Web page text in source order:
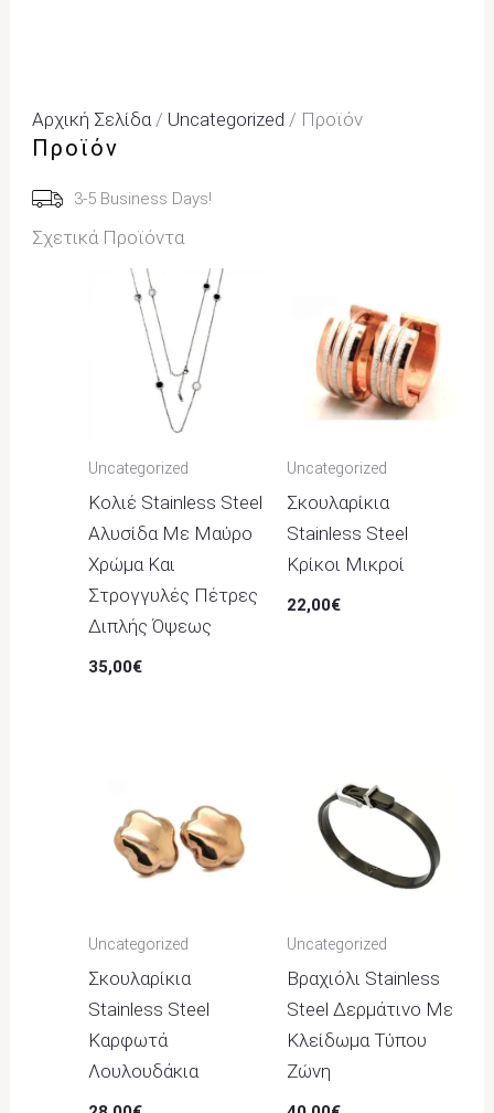
Αρχική Σελίδα / Uncategorized / Προϊόν
Προϊόν
3-5 Business Days!
Σχετικά Προϊόντα
Uncategorized
Κολιέ Stainless Steel
Αλυσίδα Με Μαύρο
Χρώμα Και
Στρογγυλές Πέτρες
Διπλής Όψεως
35,00€
Uncategorized
Σκουλαρίκια
Stainless Steel
Κρίκοι Μικροί
22,00€
Uncategorized
Σκουλαρίκια
Stainless Steel
Καρφωτά
Λουλουδάκια
Uncategorized
Βραχιόλι Stainless
Steel Δερμάτινο Με
Κλείδωμα Τύπου
Ζώνη